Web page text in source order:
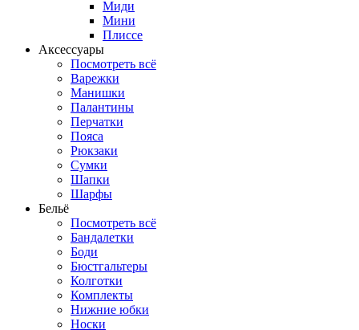
Миди
Мини
Плиссе
Аксессуары
Посмотреть всё
Варежки
Манишки
Палантины
Перчатки
Пояса
Рюкзаки
Сумки
Шапки
Шарфы
Бельё
Посмотреть всё
Бандалетки
Боди
Бюстгальтеры
Колготки
Комплекты
Нижние юбки
Носки